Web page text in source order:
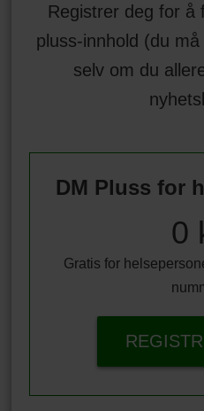
Registrer deg for å
pluss-innhold (du
selv om du
DM Pluss for
0
Gratis for